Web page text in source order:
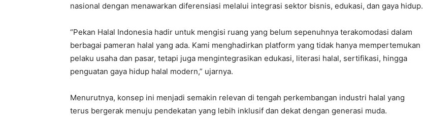
nasional dengan menawarkan diferensiasi melalui integrasi sektor bisnis, edukasi, dan gaya hidup.
“Pekan Halal Indonesia hadir untuk mengisi ruang yang belum sepenuhnya terakomodasi dalam
berbagai pameran halal yang ada. Kami menghadirkan platform yang tidak hanya mempertemukan
pelaku usaha dan pasar, tetapi juga mengintegrasikan edukasi, literasi halal, sertifikasi, hingga
penguatan gaya hidup halal modern,” ujarnya.
Menurutnya, konsep ini menjadi semakin relevan di tengah perkembangan industri halal yang
terus bergerak menuju pendekatan yang lebih inklusif dan dekat dengan generasi muda.